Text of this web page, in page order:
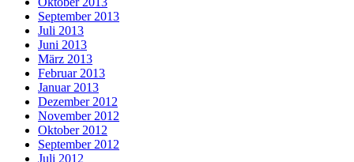
September 2013
Juli 2013
Juni 2013
März 2013
Februar 2013
Januar 2013
Dezember 2012
November 2012
Oktober 2012
September 2012
Juli 2012